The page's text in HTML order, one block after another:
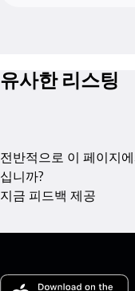
유사한 리스팅
전반적으로 이 페이지
십니까?
지금 피드백 제공